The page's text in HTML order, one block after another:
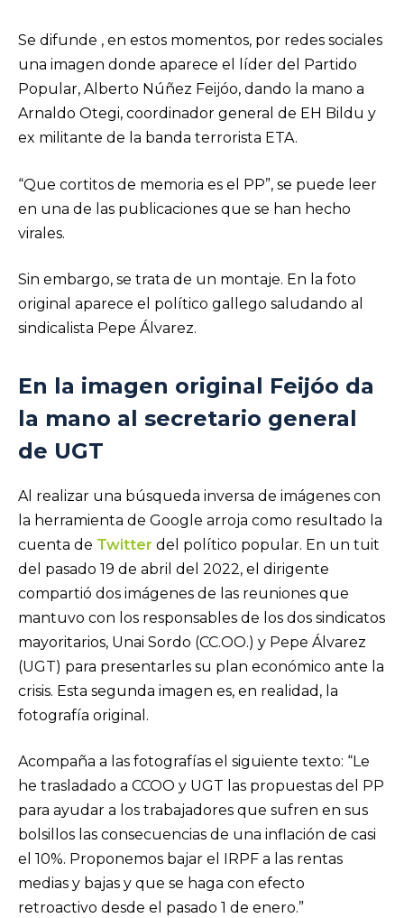
Se difunde , en estos momentos, por redes sociales
una imagen donde aparece el líder del Partido
Popular, Alberto Núñez Feijóo, dando la mano a
Arnaldo Otegi, coordinador general de EH Bildu y
ex militante de la banda terrorista ETA.
“Que cortitos de memoria es el PP”, se puede leer
en una de las publicaciones que se han hecho
virales.
Sin embargo, se trata de un montaje. En la foto
original aparece el político gallego saludando al
sindicalista Pepe Álvarez.
En la imagen original Feijóo da
la mano al secretario general
de UGT
Al realizar una búsqueda inversa de imágenes con
la herramienta de Google arroja como resultado la
cuenta de Twitter del político popular. En un tuit
del pasado 19 de abril del 2022, el dirigente
compartió dos imágenes de las reuniones que
mantuvo con los responsables de los dos sindicatos
mayoritarios, Unai Sordo (CC.OO.) y Pepe Álvarez
(UGT) para presentarles su plan económico ante la
crisis. Esta segunda imagen es, en realidad, la
fotografía original.
Acompaña a las fotografías el siguiente texto: “Le
he trasladado a CCOO y UGT las propuestas del PP
para ayudar a los trabajadores que sufren en sus
bolsillos las consecuencias de una inflación de casi
el 10%. Proponemos bajar el IRPF a las rentas
medias y bajas y que se haga con efecto
retroactivo desde el pasado 1 de enero.”